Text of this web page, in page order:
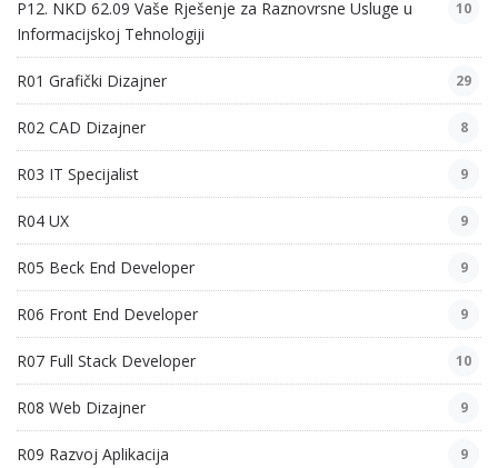
P12. NKD 62.09 Vaše Rješenje za Raznovrsne Usluge u
Informacijskoj Tehnologiji
10
R01 Grafički Dizajner 29
R02 CAD Dizajner 8
R03 IT Specijalist 9
R04 UX 9
R05 Beck End Developer 9
R06 Front End Developer 9
R07 Full Stack Developer 10
R08 Web Dizajner 9
R09 Razvoj Aplikacija 9